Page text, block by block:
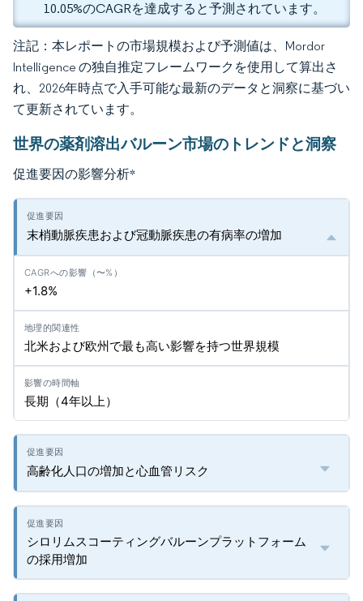
10.05%のCAGRを達成すると予測されています。
注記：本レポートの市場規模および予測値は、Mordor
Intelligence の独自推定フレームワークを使用して算出さ
れ、2026年時点で入手可能な最新のデータと洞察に基づい
て更新されています。
世界の薬剤溶出バルーン市場のトレンドと洞察
促進要因の影響分析*
末梢動脈疾患および冠動脈疾患の有病率の増加
+1.8%
北米および欧州で最も高い影響を持つ世界規模
長期（4年以上）
高齢化人口の増加と心血管リスク
シロリムスコーティングバルーンプラットフォーム
の採用増加